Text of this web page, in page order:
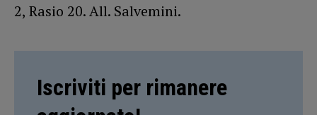
2, Rasio 20. All. Salvemini.
Iscriviti per rimanere